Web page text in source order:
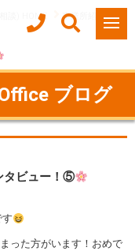
談) HOME
事業所紹介
ブログ
タビュー！⑤
った方がいます！おめで